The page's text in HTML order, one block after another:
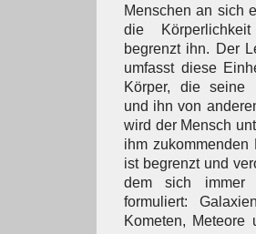
Menschen an sich
die
begrenzt ihn. Der
umfasst diese
Körper, die seine
und ihn von
wird der Mensch
ihm
ist begrenzt und
dem sich immer
formuliert:
Kometen,